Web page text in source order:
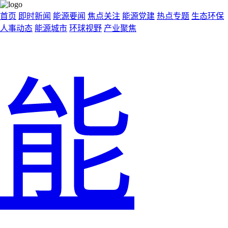
首页 即时新闻 能源要闻 焦点关注 能源党建 热点专题 生态环保
人事动态 能源城市 环球视野 产业聚焦
能